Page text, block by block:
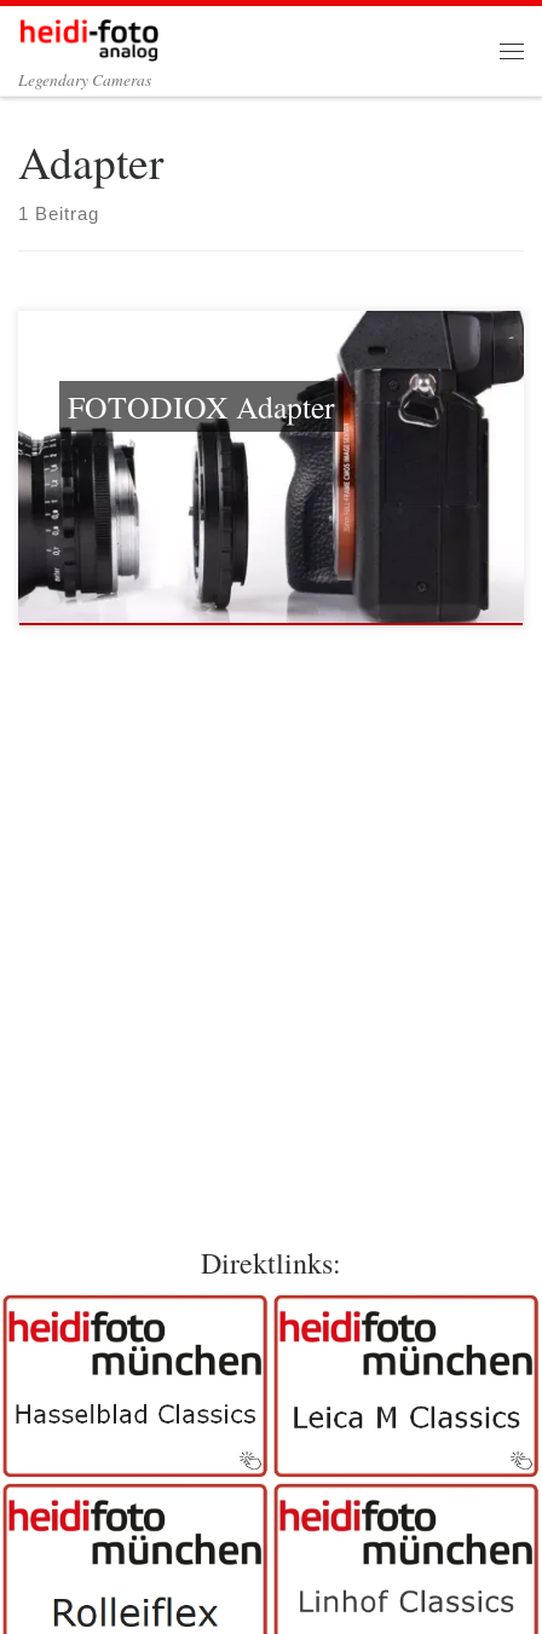
Zum Inhalt springen
Legendary Cameras
Adapter
1 Beitrag
FOTODIOX Adapter
Direktlinks: